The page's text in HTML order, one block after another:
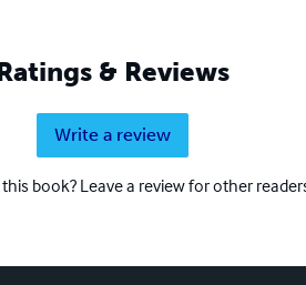
& Reviews
Write a review
book? Leave a review for other